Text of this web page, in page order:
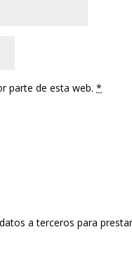
parte de esta web.*
a terceros para